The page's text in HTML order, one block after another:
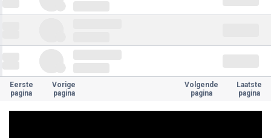
Eerste
pagina
Vorige
pagina
Volgende
pagina
Laatste
pagina